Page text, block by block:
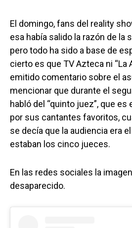
El domingo, fans del reality
esa había salido la razón de la
pero todo ha sido a base de
cierto es que TV Azteca ni “La
emitido comentario sobre el
mencionar que durante el
habló del “quinto juez”, que
por sus cantantes favoritos,
se decía que la audiencia era
estaban los cinco jueces.
En las redes sociales la
desaparecido.